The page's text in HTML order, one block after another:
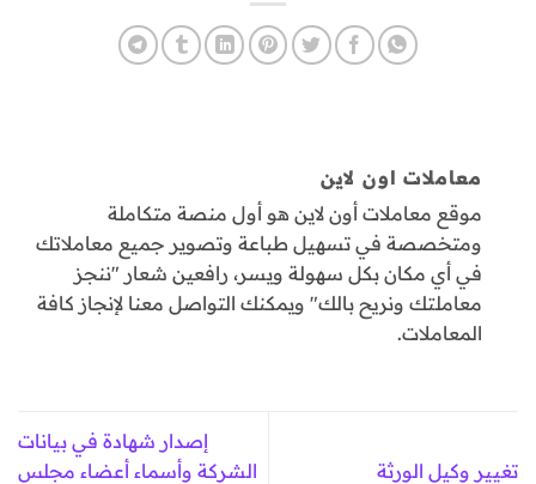
معاملات اون لاين
موقع معاملات أون لاين هو أول منصة متكاملة
ومتخصصة في تسهيل طباعة وتصوير جميع معاملاتك
في أي مكان بكل سهولة ويسر، رافعين شعار "ننجز
معاملتك ونريح بالك" ويمكنك التواصل معنا لإنجاز كافة
المعاملات.
تغيير وكيل الورثة
إصدار شهادة في بيانات
الشركة وأسماء أعضاء مجلس